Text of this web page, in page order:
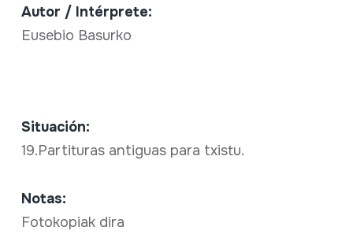
Autor / Intérprete:
Eusebio Basurko
Situación:
19.Partituras antiguas para txistu.
Notas:
Fotokopiak dira